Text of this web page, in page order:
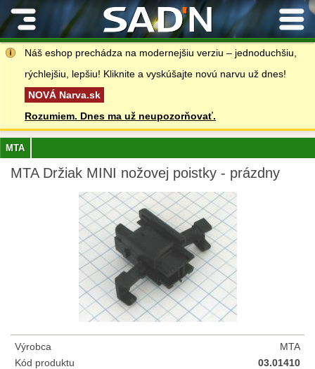
Náš eshop prechádza na modernejšiu verziu – jednoduchšiu,
rýchlejšiu, lepšiu! Kliknite a vyskúšajte novú narvu už dnes!
NOVÁ Narva.sk
Rozumiem. Dnes ma už neupozorňovať.
Kontakty
MTA
MTA Držiak MINI nožovej poistky - prázdny
Výrobca
MTA
Kód produktu
03.01410